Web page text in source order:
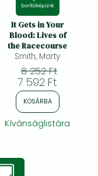
It Gets in Your
Blood: Lives of
the Racecourse
Smith, Marty
8 252 Ft
7 592 Ft
KOSÁRBA
Kívánságlistára